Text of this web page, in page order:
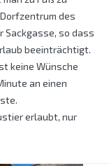
des
Sackgasse, so dass
beeinträchtigt.
keine Wünsche
an einen
erlaubt, nur